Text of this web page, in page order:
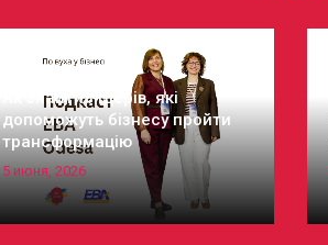
Як знайти лідерів, які
допоможуть бізнесу пройти
трансформацію
5 июня, 2026